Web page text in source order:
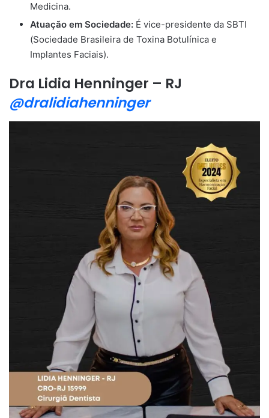
Medicina.
Atuação em Sociedade: É vice-presidente da SBTI
(Sociedade Brasileira de Toxina Botulínica e
Implantes Faciais).
Dra Lidia Henninger – RJ
@dralidiahenninger